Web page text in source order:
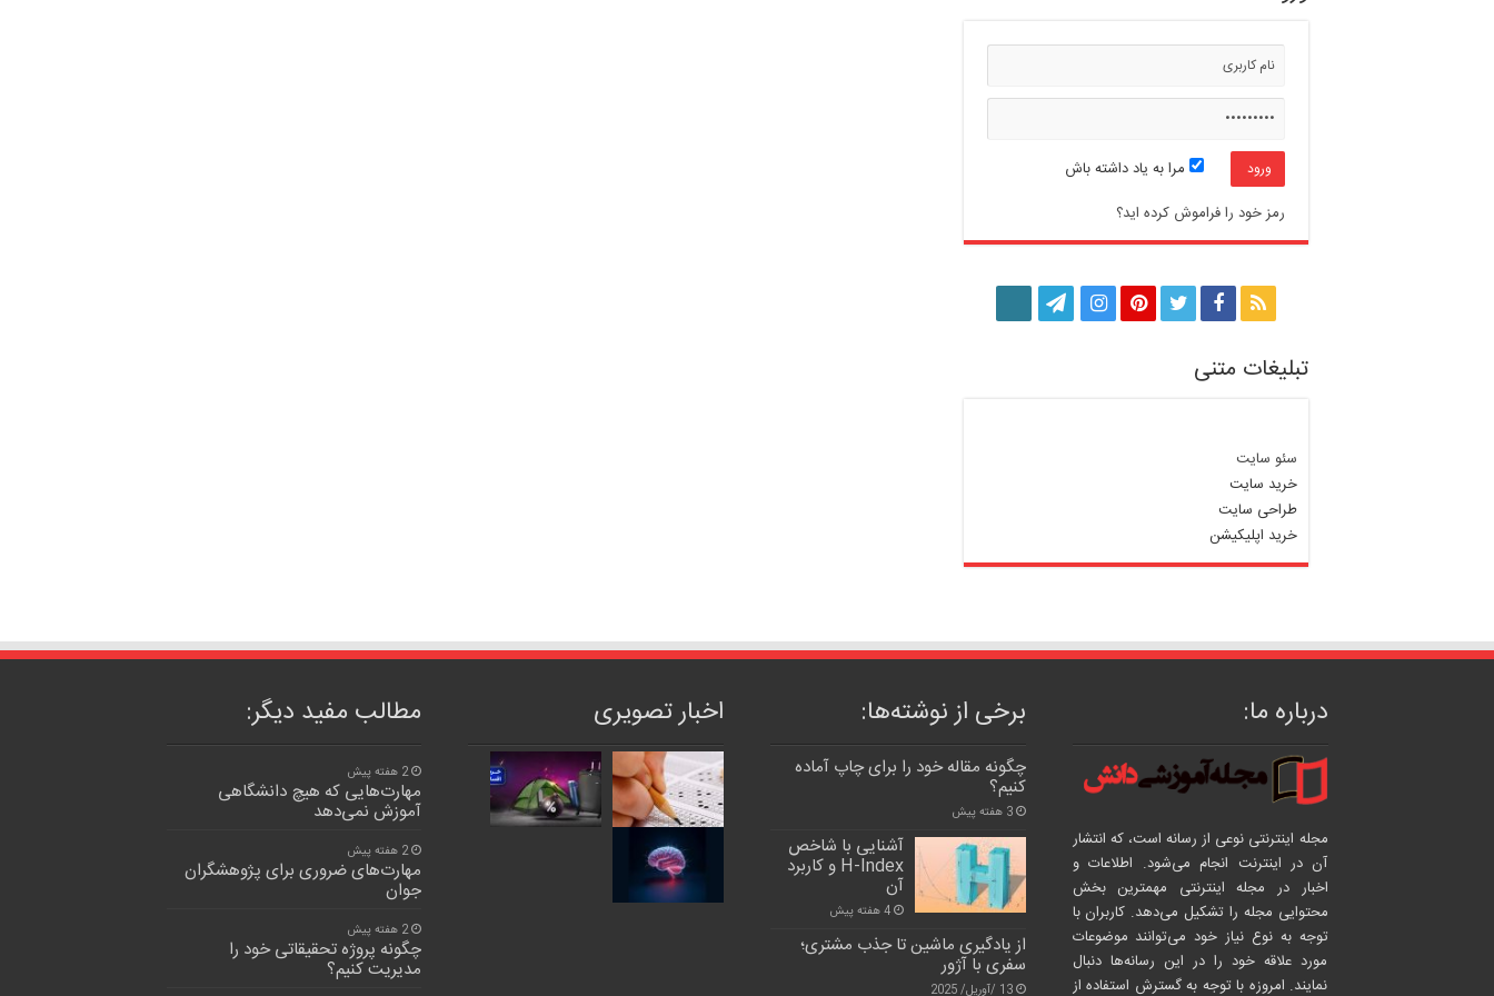
مرا به یاد داشته باش
رمز خود را فراموش کرده اید؟
تبلیغات متنی
سئو سایت
خرید سایت
طراحی سایت
خرید اپلیکیشن
درباره ما:
مجله اینترنتی نوعی از رسانه است، که انتشار
آن در اینترنت انجام می‌شود. اطلاعات و
اخبار در مجله اینترنتی مهمترین بخش
محتوایی مجله را تشکیل می‌دهد. کاربران با
توجه به نوع نیاز خود می‌توانند موضوعات
مورد علاقه خود را در این رسانه‌ها دنبال
نمایند. امروزه با توجه به گسترش استفاده از
برخی از نوشته‌ها:
چگونه مقاله خود را برای چاپ آماده
کنیم؟
3 هفته پیش
آشنایی با شاخص
H-Index و کاربرد
آن
4 هفته پیش
از یادگیری ماشین تا جذب مشتری؛
سفری با آژور
13 /آوریل/ 2025
اخبار تصویری مطالب مفید دیگر:
2 هفته پیش
مهارت‌هایی که هیچ دانشگاهی
آموزش نمی‌دهد
2 هفته پیش
مهارت‌های ضروری برای پژوهشگران
جوان
2 هفته پیش
چگونه پروژه تحقیقاتی خود را
مدیریت کنیم؟